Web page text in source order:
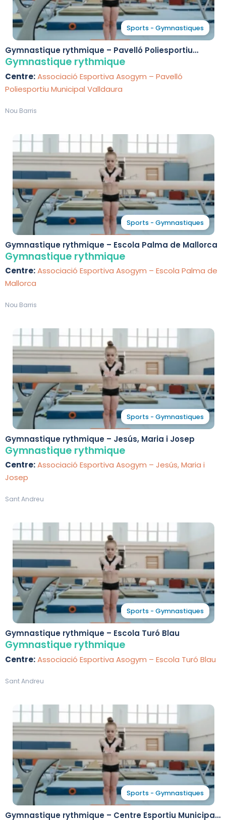
Sports - Gymnastiques
Gymnastique rythmique – Pavelló Poliesportiu
Municipal Valldaura
Gymnastique rythmique
Centre:Associació Esportiva Asogym – Pavelló
Poliesportiu Municipal Valldaura
Nou Barris
Sports - Gymnastiques
Gymnastique rythmique – Escola Palma de Mallorca
Gymnastique rythmique
Centre:Associació Esportiva Asogym – Escola Palma de
Mallorca
Nou Barris
Sports - Gymnastiques
Gymnastique rythmique – Jesús, Maria i Josep
Gymnastique rythmique
Centre:Associació Esportiva Asogym – Jesús, Maria i
Josep
Sant Andreu
Sports - Gymnastiques
Gymnastique rythmique – Escola Turó Blau
Gymnastique rythmique
Centre:Associació Esportiva Asogym – Escola Turó Blau
Sant Andreu
Sports - Gymnastiques
Gymnastique rythmique – Centre Esportiu Municipal